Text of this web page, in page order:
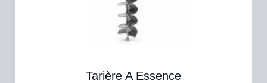
Tarière A Essence